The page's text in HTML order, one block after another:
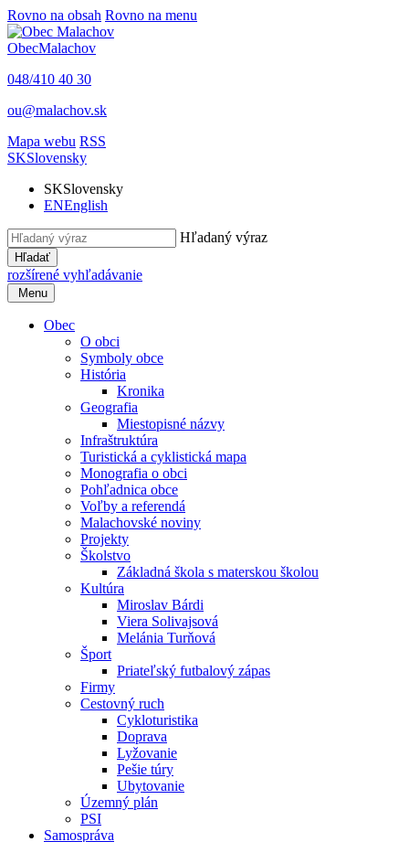
Rovno na obsah Rovno na menu
ObecMalachov
048/410 40 30
ou@malachov.sk
Mapa webu RSS
SKSlovensky
SKSlovensky
ENEnglish
Hľadaný výraz
Hľadať
rozšírené vyhľadávanie
Menu
Obec
O obci
Symboly obce
História
Kronika
Geografia
Miestopisné názvy
Infraštruktúra
Turistická a cyklistická mapa
Monografia o obci
Pohľadnica obce
Voľby a referendá
Malachovské noviny
Projekty
Školstvo
Základná škola s materskou školou
Kultúra
Miroslav Bárdi
Viera Solivajsová
Melánia Turňová
Šport
Priateľský futbalový zápas
Firmy
Cestovný ruch
Cykloturistika
Doprava
Lyžovanie
Pešie túry
Ubytovanie
Územný plán
PSI
Samospráva